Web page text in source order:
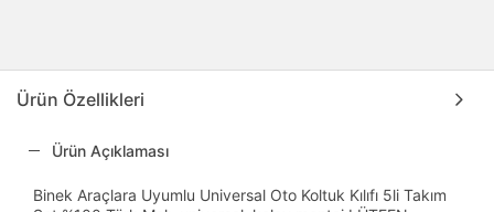
Ürün Özellikleri
Ürün Açıklaması
Binek Araçlara Uyumlu Universal Oto Koltuk Kılıfı 5li Takım